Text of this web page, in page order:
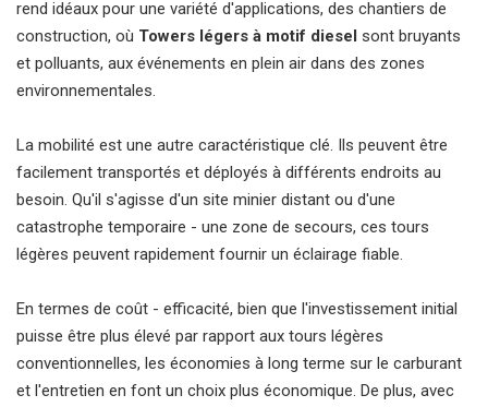
rend idéaux pour une variété d'applications, des chantiers de
construction, où Towers légers à motif diesel sont bruyants
et polluants, aux événements en plein air dans des zones
environnementales.
La mobilité est une autre caractéristique clé. Ils peuvent être
facilement transportés et déployés à différents endroits au
besoin. Qu'il s'agisse d'un site minier distant ou d'une
catastrophe temporaire - une zone de secours, ces tours
légères peuvent rapidement fournir un éclairage fiable.
En termes de coût - efficacité, bien que l'investissement initial
puisse être plus élevé par rapport aux tours légères
conventionnelles, les économies à long terme sur le carburant
et l'entretien en font un choix plus économique. De plus, avec